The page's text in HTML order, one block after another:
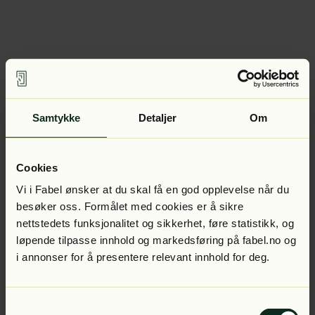
Samtykke Detaljer Om
Cookies
Vi i Fabel ønsker at du skal få en god opplevelse når du
besøker oss. Formålet med cookies er å sikre
nettstedets funksjonalitet og sikkerhet, føre statistikk, og
løpende tilpasse innhold og markedsføring på fabel.no og
i annonser for å presentere relevant innhold for deg.